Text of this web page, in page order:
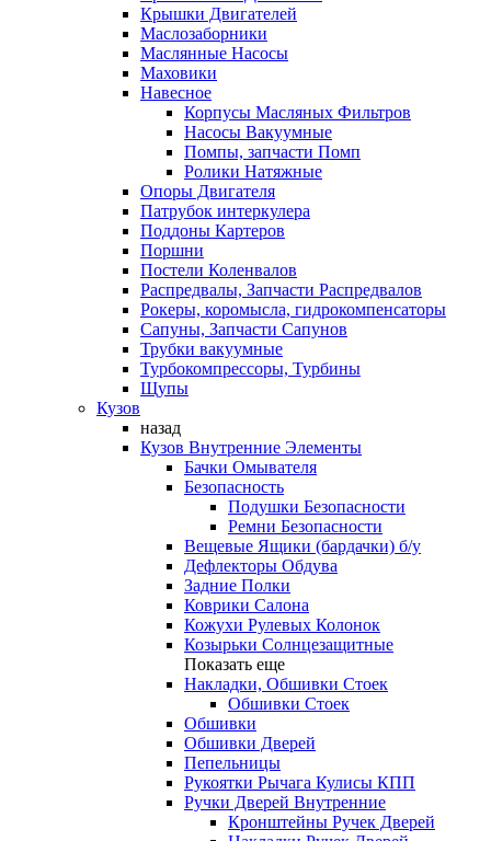
Крышки Двигателей
Маслозаборники
Маслянные Насосы
Маховики
Навесное
Корпусы Масляных Фильтров
Насосы Вакуумные
Помпы, запчасти Помп
Ролики Натяжные
Опоры Двигателя
Патрубок интеркулера
Поддоны Картеров
Поршни
Постели Коленвалов
Распредвалы, Запчасти Распредвалов
Рокеры, коромысла, гидрокомпенсаторы
Сапуны, Запчасти Сапунов
Трубки вакуумные
Турбокомпрессоры, Турбины
Щупы
Кузов
назад
Кузов Внутренние Элементы
Бачки Омывателя
Безопасность
Подушки Безопасности
Ремни Безопасности
Вещевые Ящики (бардачки) б/у
Дефлекторы Обдува
Задние Полки
Коврики Салона
Кожухи Рулевых Колонок
Козырьки Солнцезащитные
Показать еще
Накладки, Обшивки Стоек
Обшивки Стоек
Обшивки
Обшивки Дверей
Пепельницы
Рукоятки Рычага Кулисы КПП
Ручки Дверей Внутренние
Кронштейны Ручек Дверей